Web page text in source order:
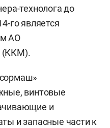
технолога до
го является
АО
(ККМ).
винтовые
и
и запасные части к